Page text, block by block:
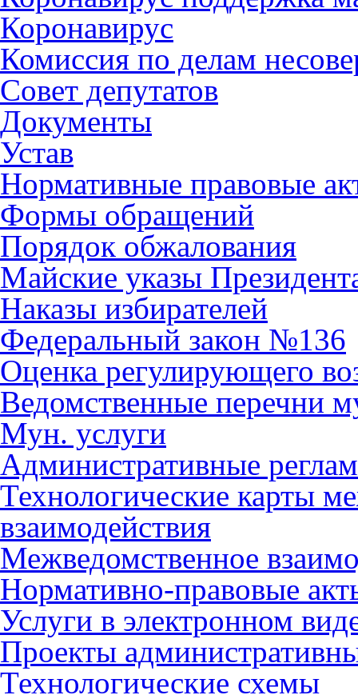
Коронавирус
Комиссия по делам
Совет депутатов
Документы
Устав
Нормативные правовые
Формы обращений
Порядок обжалования
Майские указы
Наказы избирателей
Федеральный закон №136
Оценка регулирующего
Ведомственные перечни
Мун. услуги
Административные
Технологические карты
взаимодействия
Межведомственное
Нормативно-правовые
Услуги в электронном
Проекты
Технологические схемы